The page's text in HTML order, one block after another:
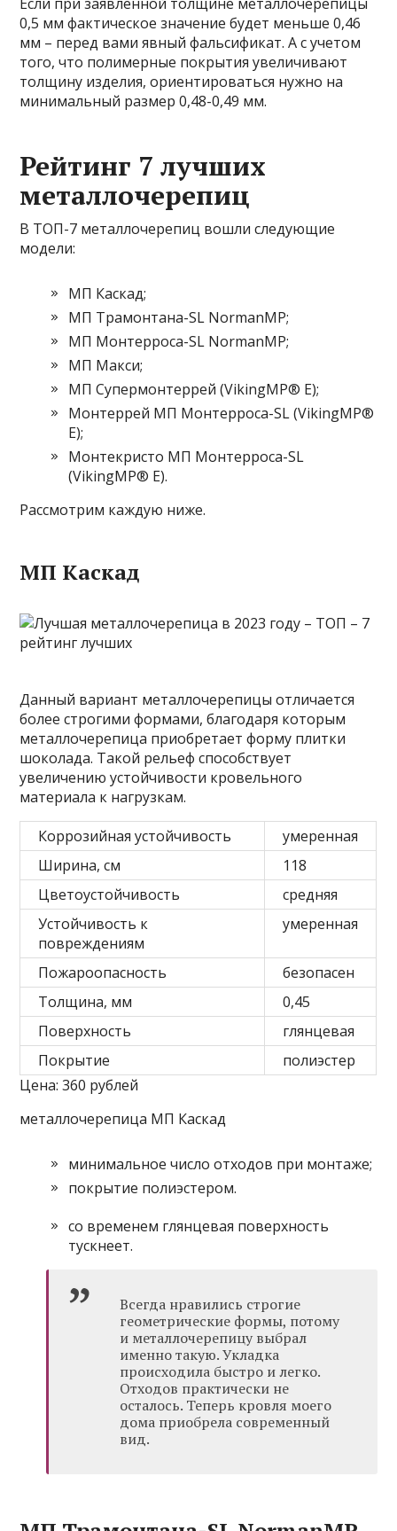
0,5 мм фактическое значение будет меньше 0,46
мм – перед вами явный фальсификат. А с учетом
того, что полимерные покрытия увеличивают
толщину изделия, ориентироваться нужно на
минимальный размер 0,48-0,49 мм.
Рейтинг 7 лучших
металлочерепиц
В ТОП-7 металлочерепиц вошли следующие
модели:
МП Каскад;
МП Трамонтана-SL NormanMP;
МП Монтерроса-SL NormanMP;
МП Макси;
МП Супермонтеррей (VikingMP® Е);
Монтеррей МП Монтерроса-SL (VikingMP®
Е);
Монтекристо МП Монтерроса-SL
(VikingMP® Е).
Рассмотрим каждую ниже.
МП Каскад
Данный вариант металлочерепицы отличается
более строгими формами, благодаря которым
металлочерепица приобретает форму плитки
шоколада. Такой рельеф способствует
увеличению устойчивости кровельного
материала к нагрузкам.
Коррозийная устойчивость
умеренная
Ширина, см
118
Цветоустойчивость
средняя
Устойчивость к
повреждениям
умеренная
Пожароопасность
безопасен
Толщина, мм
0,45
Поверхность
глянцевая
Покрытие
полиэстер
Цена: 360 рублей
металлочерепица МП Каскад
минимальное число отходов при монтаже;
покрытие полиэстером.
со временем глянцевая поверхность
тускнеет.
Всегда нравились строгие
геометрические формы, потому
и металлочерепицу выбрал
именно такую. Укладка
происходила быстро и легко.
Отходов практически не
осталось. Теперь кровля моего
дома приобрела современный
вид.